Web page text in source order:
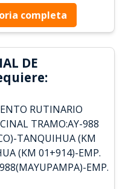
completa
DE
RUTINARIO
TRAMO:AY-988
TANQUIHUA (KM
(KM 01+914)-EMP.
EMP.